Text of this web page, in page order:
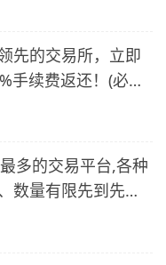
先的交易所，立即
手续费返还！(必备
多的交易平台,各种
数量有限先到先